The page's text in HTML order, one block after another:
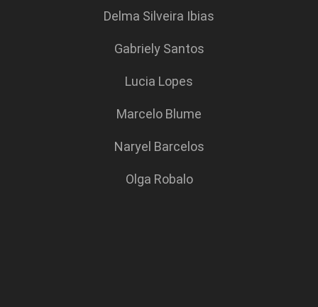
Delma Silveira Ibias
Gabriely Santos
Lucia Lopes
Marcelo Blume
Naryel Barcelos
Olga Robalo